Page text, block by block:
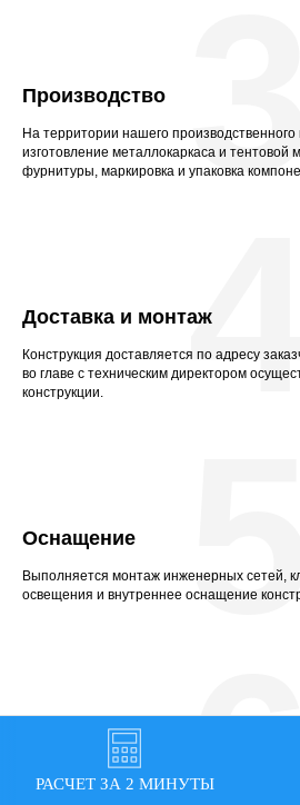
РАСЧЕТ ЗА 2 МИНУТЫ
Производство
На территории нашего
изготовление металлокаркаса и тентовой
фурнитуры, маркировка и упаковка
Доставка и монтаж
Конструкция доставляется по адресу
во главе с техническим директором
конструкции.
Оснащение
Выполняется монтаж инженерных сетей,
освещения и внутреннее оснащение
Обслуживание
Безопасность и долговечность